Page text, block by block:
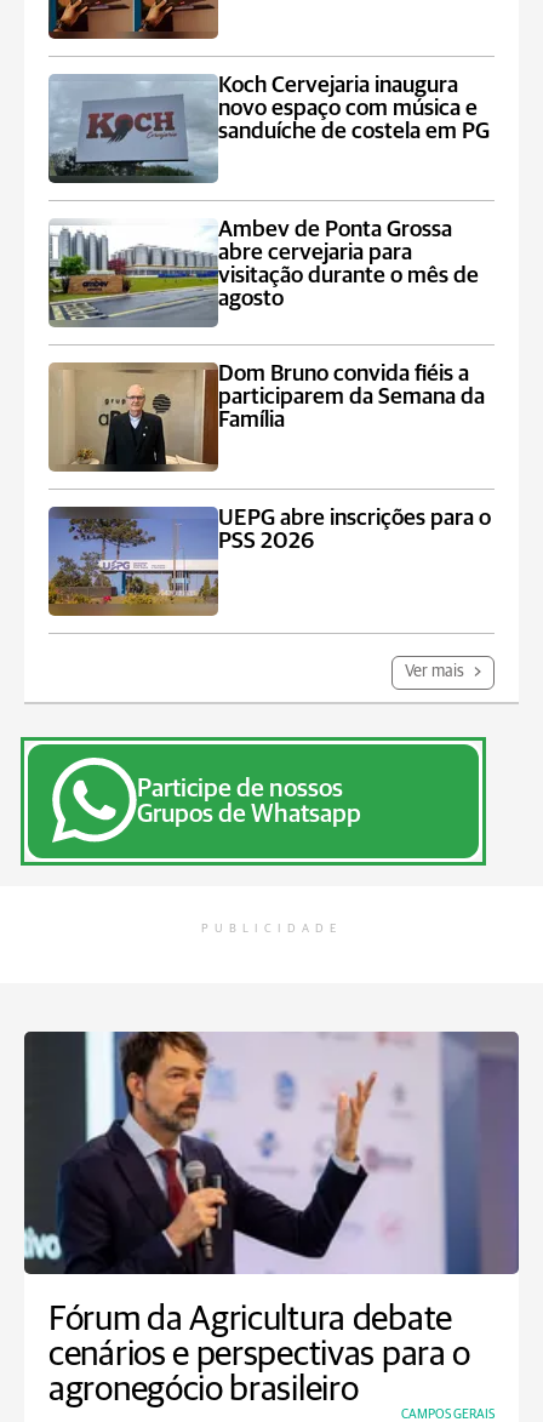
Koch Cervejaria inaugura
novo espaço com música e
sanduíche de costela em PG
Ambev de Ponta Grossa
abre cervejaria para
visitação durante o mês de
agosto
Dom Bruno convida fiéis a
participarem da Semana da
Família
UEPG abre inscrições para o
PSS 2026
Ver mais
Participe de nossos
Grupos de Whatsapp
PUBLICIDADE
Fórum da Agricultura debate
cenários e perspectivas para o
agronegócio brasileiro
CAMPOS GERAIS